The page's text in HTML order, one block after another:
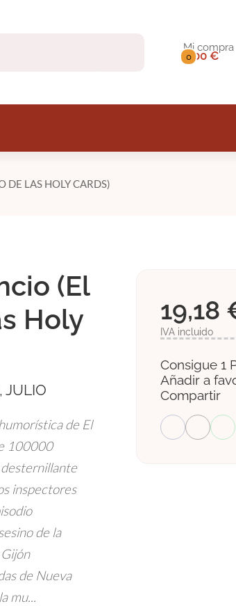
0
Mi compra
0,00 €
DE LAS HOLY CARDS)
(El
Holy
JULIO
de El
100000
inspectores
de la
de Nueva
mu...
19,18
IVA incluido
Consigue 1
Añadir a
Compartir